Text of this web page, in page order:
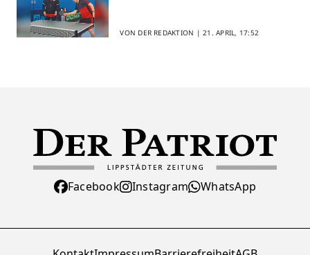
VON DER REDAKTION |21. APRIL, 17:52
Facebook Instagram WhatsApp